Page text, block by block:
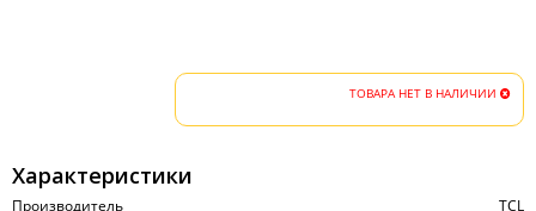
ТОВАРА НЕТ В НАЛИЧИИ
Характеристики
Производитель
TCL